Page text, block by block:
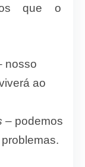
que o
nosso
ao
– podemos